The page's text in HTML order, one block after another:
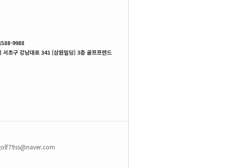
9988
서초구 강남대로 341 (삼원빌딩) 3층 골프프렌드